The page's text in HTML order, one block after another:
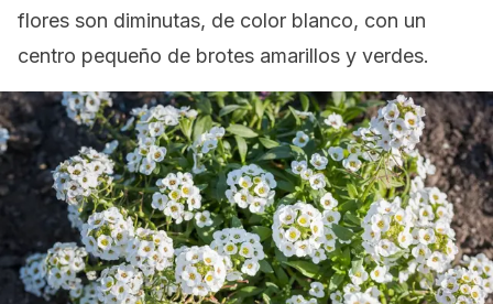
flores son diminutas, de color blanco, con un
centro pequeño de brotes amarillos y verdes.